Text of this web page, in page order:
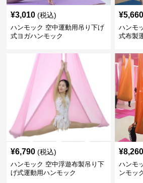
¥3,010 (税込)
ハンモック 空中運動用吊り下げ
式ヨガハンモック
¥5,660
ハンモ
式布製
¥6,790 (税込)
ハンモック 空中浮遊布製吊り下
げ式運動用ハンモック
¥8,260
ハンモ
ンモッ